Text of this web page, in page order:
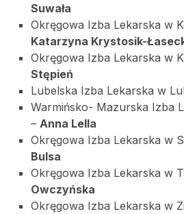
Suwała
Okręgowa Izba Lekarska w
Katarzyna Krystosik-
Okręgowa Izba Lekarska w
Stępień
Lubelska Izba Lekarska w
Warmińsko- Mazurska Izba
– Anna Lella
Okręgowa Izba Lekarska w
Bulsa
Okręgowa Izba Lekarska w
Owczyńska
Okręgowa Izba Lekarska w